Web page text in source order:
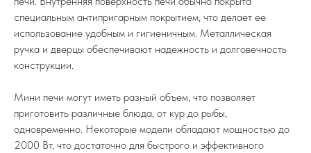
специальным антипригарным покрытием, что делает ее
использование удобным и гигиеничным. Металлическая
ручка и дверцы обеспечивают надежность и долговечность
конструкции.
Мини печи могут иметь разный объем, что позволяет
приготовить различные блюда, от кур до рыбы,
одновременно. Некоторые модели обладают мощностью до
2000 Вт, что достаточно для быстрого и эффективного